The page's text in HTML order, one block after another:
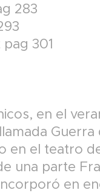
283
301
en el
Guerra
en el teatro
una parte
en